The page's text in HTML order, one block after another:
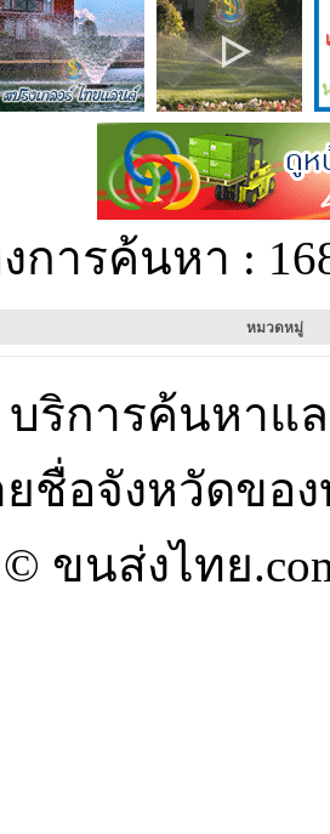
การค้นหา :
หมวดหมู่
บริการค้นหาแ
ยชื่อจังหวัดขอ
ขนส่งไทย